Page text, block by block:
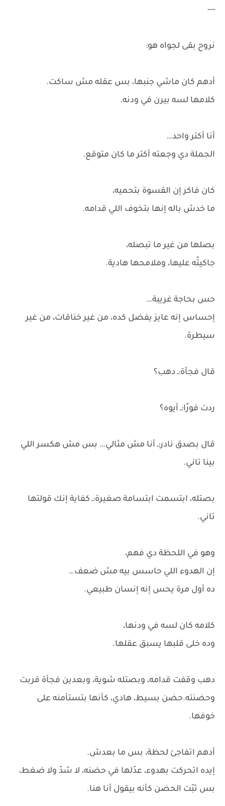
---
نروح بقى لجواه هو:
أدهم كان ماشي جنبها، بس عقله مش ساكت.
كلامها لسه بيرن في ودنه.
أنا أكتر واحد…
الجملة دي وجعته أكتر ما كان متوقع.
كان فاكر إن القسوة بتحميه،
ما خدش باله إنها بتخوف اللي قدامه.
بصلها من غير ما تبصله،
جاكيتُه عليها، وملامحها هادية.
حس بحاجة غريبة…
إحساس إنه عايز يفضل كده، من غير خناقات، من غير
سيطرة.
قال فجأة:ـ دهب؟
ردت فورًا:ـ أيوه؟
قال بصدق نادر:ـ أنا مش مثالي… بس مش هكسر اللي
بينا تاني.
بصتله، ابتسمت ابتسامة صغيرة:ـ كفاية إنك قولتها
تاني.
وهو في اللحظة دي فهم،
إن الهدوء اللي حاسس بيه مش ضعف…
ده أول مرة يحس إنه إنسان طبيعي.
كلامه كان لسه في ودنها،
وده خلى قلبها يسبق عقلها.
دهب وقفت قدامه، وبصتله شوية، وبعدين فجأة قربت
وحضنته.حضن بسيط، هادي، كأنها بتستأمنه على
خوفها.
أدهم اتفاجئ لحظة، بس ما بعدش.
إيده اتحركت بهدوء، عدّلها في حضنه، لا شدّ ولا ضغط،
بس ثبّت الحضن كأنه بيقول أنا هنا.